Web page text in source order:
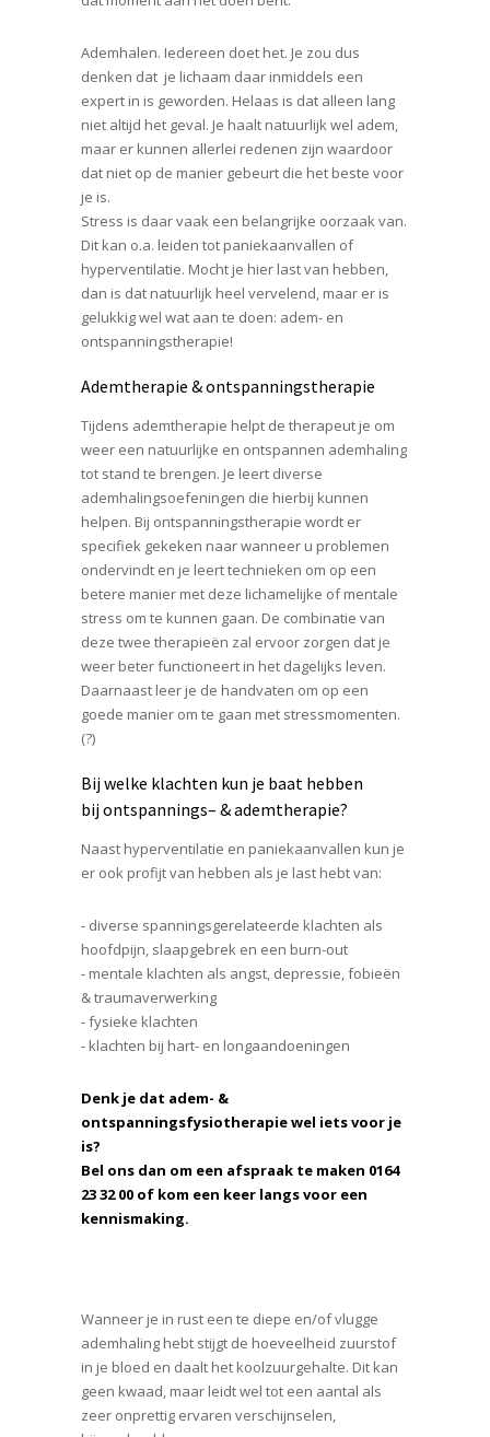
Ademhalen. Iedereen doet het. Je zou dus
denken dat je lichaam daar inmiddels een
expert in is geworden. Helaas is dat alleen lang
niet altijd het geval. Je haalt natuurlijk wel adem,
maar er kunnen allerlei redenen zijn waardoor
dat niet op de manier gebeurt die het beste voor
je is.
Stress is daar vaak een belangrijke oorzaak van.
Dit kan o.a. leiden tot paniekaanvallen of
hyperventilatie. Mocht je hier last van hebben,
dan is dat natuurlijk heel vervelend, maar er is
gelukkig wel wat aan te doen: adem- en
ontspanningstherapie!
Ademtherapie & ontspanningstherapie
Tijdens ademtherapie helpt de therapeut je om
weer een natuurlijke en ontspannen ademhaling
tot stand te brengen. Je leert diverse
ademhalingsoefeningen die hierbij kunnen
helpen. Bij ontspanningstherapie wordt er
specifiek gekeken naar wanneer u problemen
ondervindt en je leert technieken om op een
betere manier met deze lichamelijke of mentale
stress om te kunnen gaan. De combinatie van
deze twee therapieën zal ervoor zorgen dat je
weer beter functioneert in het dagelijks leven.
Daarnaast leer je de handvaten om op een
goede manier om te gaan met stressmomenten.
(?)
Bij welke klachten kun je baat hebben
bij ontspannings– & ademtherapie?
Naast hyperventilatie en paniekaanvallen kun je
er ook profijt van hebben als je last hebt van:
⁃ diverse spanningsgerelateerde klachten als
hoofdpijn, slaapgebrek en een burn-out
⁃ mentale klachten als angst, depressie, fobieën
& traumaverwerking
⁃ fysieke klachten
⁃ klachten bij hart- en longaandoeningen
Denk je dat adem- &
ontspanningsfysiotherapie wel iets voor je
is?
Bel ons dan om een afspraak te maken 0164
23 32 00 of kom een keer langs voor een
kennismaking.
Wanneer je in rust een te diepe en/of vlugge
ademhaling hebt stijgt de hoeveelheid zuurstof
in je bloed en daalt het koolzuurgehalte. Dit kan
geen kwaad, maar leidt wel tot een aantal als
zeer onprettig ervaren verschijnselen,